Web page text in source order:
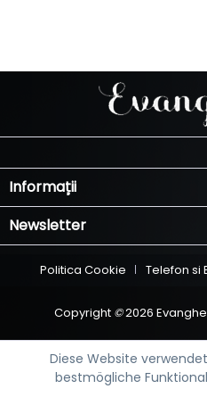
Informații
Newsletter
Politica Cookie Telefon si
Copyright ©2026
Diese Website
bestmögliche